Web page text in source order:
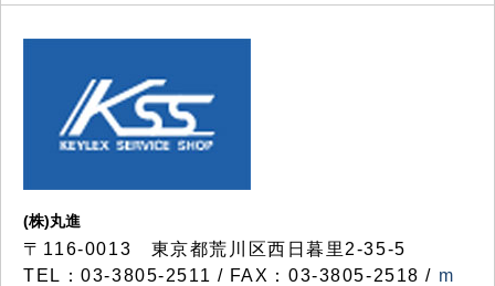
(株)丸進
〒116-0013 東京都荒川区西日暮里2-35-5
TEL：03-3805-2511 / FAX：03-3805-2518 / m